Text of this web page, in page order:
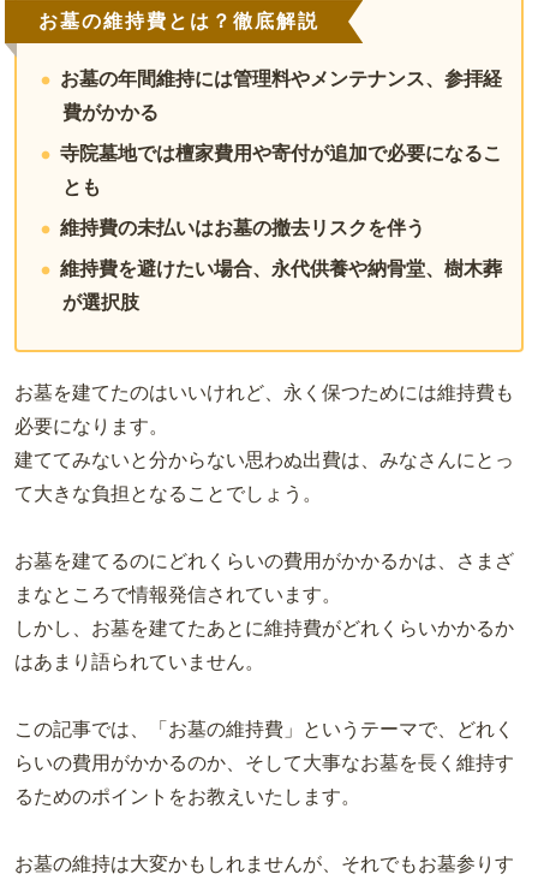
お墓の維持費とは？徹底解説
お墓の年間維持には管理料やメンテナンス、参拝経
費がかかる
寺院墓地では檀家費用や寄付が追加で必要になるこ
とも
維持費の未払いはお墓の撤去リスクを伴う
維持費を避けたい場合、永代供養や納骨堂、樹木葬
が選択肢
お墓を建てたのはいいけれど、永く保つためには維持費も
必要になります。
建ててみないと分からない思わぬ出費は、みなさんにとっ
て大きな負担となることでしょう。
お墓を建てるのにどれくらいの費用がかかるかは、さまざ
まなところで情報発信されています。
しかし、お墓を建てたあとに維持費がどれくらいかかるか
はあまり語られていません。
この記事では、「お墓の維持費」というテーマで、どれく
らいの費用がかかるのか、そして大事なお墓を長く維持す
るためのポイントをお教えいたします。
お墓の維持は大変かもしれませんが、それでもお墓参りす